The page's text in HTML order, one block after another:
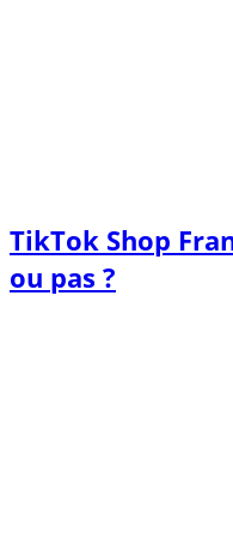
TikTok Shop
ou pas ?